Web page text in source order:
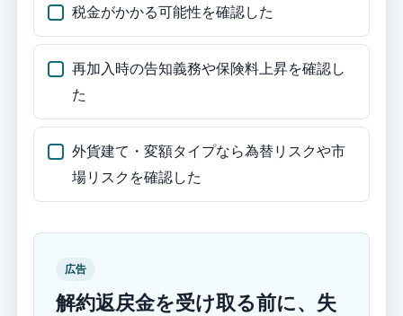
税金がかかる可能性を確認した
再加入時の告知義務や保険料上昇を確認し
た
外貨建て・変額タイプなら為替リスクや市
場リスクを確認した
広告
解約返戻金を受け取る前に、失